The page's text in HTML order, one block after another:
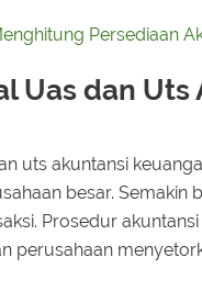
Persediaan
Uas dan
uts akuntansi
besar.
Prosedur
perusahaan